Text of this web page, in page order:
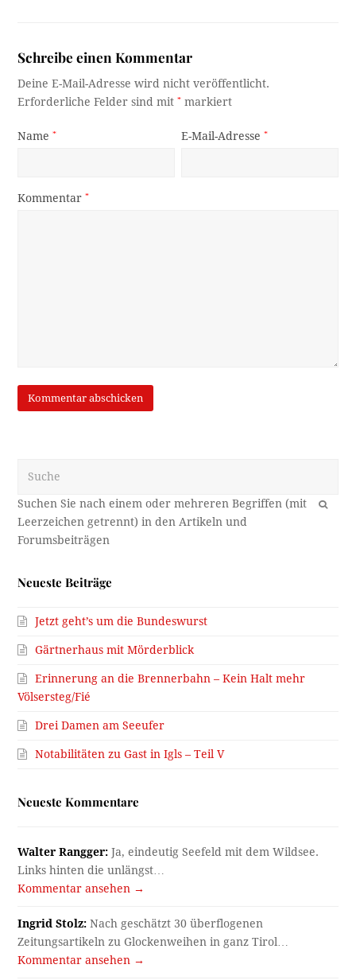
Schreibe einen Kommentar
Deine E-Mail-Adresse wird nicht veröffentlicht.
Erforderliche Felder sind mit* markiert
Name* E-Mail-Adresse*
Kommentar*
OK
Neueste Beiträge
Jetzt geht’s um die Bundeswurst
Gärtnerhaus mit Mörderblick
Erinnerung an die Brennerbahn – Kein Halt mehr
Völsersteg/Fié
Drei Damen am Seeufer
Notabilitäten zu Gast in Igls – Teil V
Neueste Kommentare
Walter Rangger: Ja, eindeutig Seefeld mit dem Wildsee.
Links hinten die unlängst…
Kommentar ansehen →
Ingrid Stolz: Nach geschätzt 30 überflogenen
Zeitungsartikeln zu Glockenweihen in ganz Tirol…
Kommentar ansehen →